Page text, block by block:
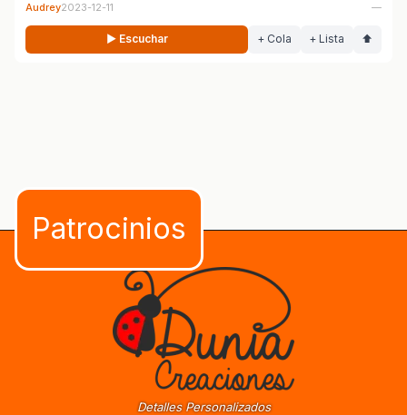
Audrey2023-12-11 —
▶ Escuchar + Cola + Lista ⬆
Detalles Personalizados